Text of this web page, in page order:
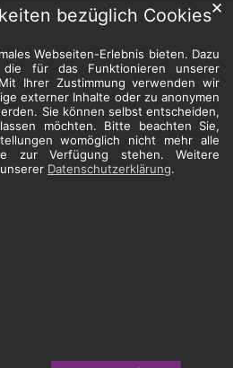
bezüglich Cookies
Webseiten-Erlebnis bieten. Dazu
für das Funktionieren unserer
Ihrer Zustimmung verwenden wir
externer Inhalte oder zu anonymen
Sie können selbst entscheiden,
möchten. Bitte beachten Sie,
womöglich nicht mehr alle
zur Verfügung stehen. Weitere
Datenschutzerklärung.
✕